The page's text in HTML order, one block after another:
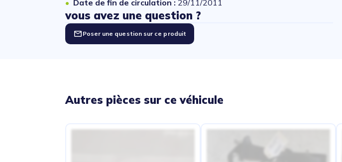
Date de fin de circulation : 29/11/2011
vous avez une question ?
Poser une question sur ce produit
Autres pièces sur ce véhicule